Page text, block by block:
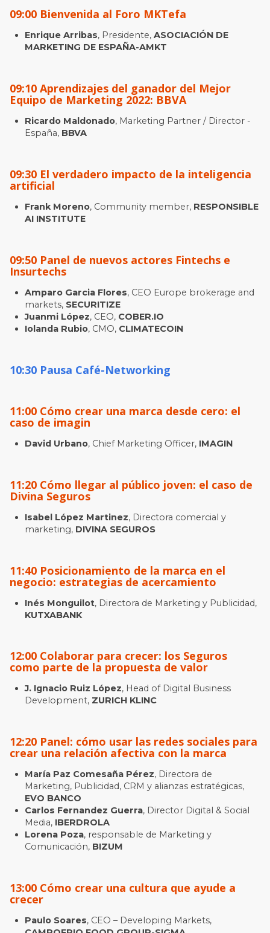
09:00 Bienvenida al Foro MKTefa
Enrique Arribas, Presidente,ASOCIACIÓN DE
MARKETING DE ESPAÑA-AMKT
09:10 Aprendizajes del ganador del Mejor
Equipo de Marketing 2022: BBVA
Ricardo Maldonado, Marketing Partner / Director -
España, BBVA
09:30 El verdadero impacto de la inteligencia
artificial
Frank Moreno, Community member, RESPONSIBLE
AI INSTITUTE
09:50 Panel de nuevos actores Fintechs e
Insurtechs
Amparo Garcia Flores, CEO Europe brokerage and
markets, SECURITIZE
Juanmi López, CEO, COBER.IO
Iolanda Rubio, CMO, CLIMATECOIN
10:30 Pausa Café-Networking
11:00 Cómo crear una marca desde cero: el
caso de imagin
David Urbano, Chief Marketing Officer, IMAGIN
11:20 Cómo llegar al público joven: el caso de
Divina Seguros
Isabel López Martinez, Directora comercial y
marketing, DIVINA SEGUROS
11:40 Posicionamiento de la marca en el
negocio: estrategias de acercamiento
Inés Monguilot, Directora de Marketing y Publicidad,
KUTXABANK
12:00 Colaborar para crecer: los Seguros
como parte de la propuesta de valor
J. Ignacio Ruiz López, Head of Digital Business
Development, ZURICH KLINC
12:20 Panel: cómo usar las redes sociales para
crear una relación afectiva con la marca
María Paz Comesaña Pérez, Directora de
Marketing, Publicidad, CRM y alianzas estratégicas,
EVO BANCO
Carlos Fernandez Guerra, Director Digital & Social
Media, IBERDROLA
Lorena Poza, responsable de Marketing y
Comunicación, BIZUM
13:00 Cómo crear una cultura que ayude a
crecer
Paulo Soares, CEO – Developing Markets,